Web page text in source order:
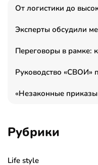
Рубрики
Life style